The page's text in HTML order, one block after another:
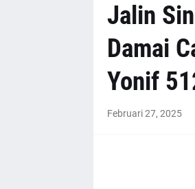
Jalin
Damai
Yonif
Februari 27, 2025